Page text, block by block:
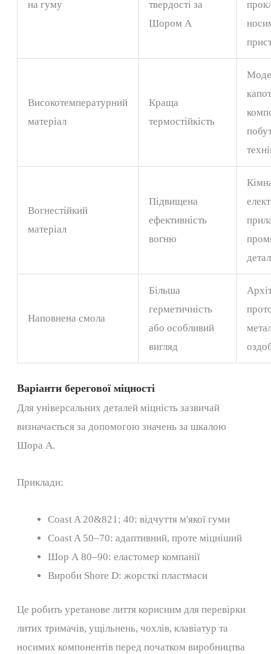
на гуму
твердості за
Шором А
Високотемпературний
матеріал
Краща
термостійкість
Вогнестійкий
матеріал
Підвищена
ефективність
вогню
Наповнена смола
Більша
герметичність
або особливий
вигляд
Варіанти берегової міцності
Для універсальних деталей міцність зазвичай
визначається за допомогою значень за шкалою
Шора А.
Приклади:
Coast A 20&821; 40: відчуття м'якої гуми
Coast A 50–70: адаптивний, проте міцніший
Шор А 80–90: еластомер компанії
Вироби Shore D: жорсткі пластмаси
Це робить уретанове лиття корисним для перевірки
литих тримачів, ущільнень, чохлів, клавіатур та
носимих компонентів перед початком виробництва